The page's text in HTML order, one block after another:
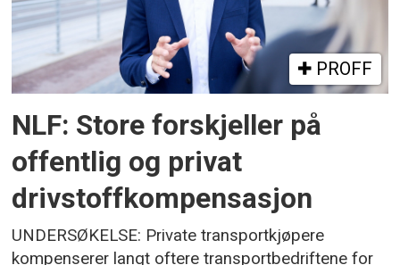
PROFF
NLF: Store forskjeller på
offentlig og privat
drivstoffkompensasjon
UNDERSØKELSE: Private transportkjøpere
kompenserer langt oftere transportbedriftene for